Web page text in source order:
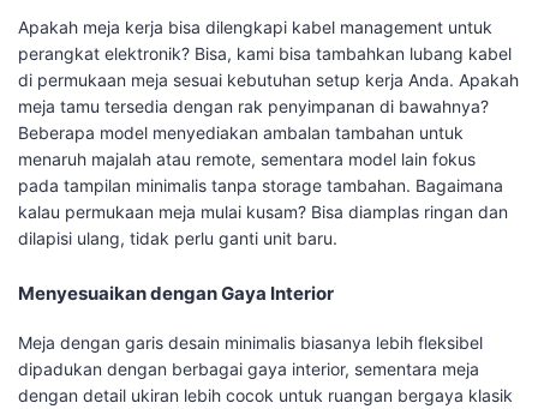
Apakah meja kerja bisa dilengkapi kabel management untuk
perangkat elektronik? Bisa, kami bisa tambahkan lubang kabel
di permukaan meja sesuai kebutuhan setup kerja Anda. Apakah
meja tamu tersedia dengan rak penyimpanan di bawahnya?
Beberapa model menyediakan ambalan tambahan untuk
menaruh majalah atau remote, sementara model lain fokus
pada tampilan minimalis tanpa storage tambahan. Bagaimana
kalau permukaan meja mulai kusam? Bisa diamplas ringan dan
dilapisi ulang, tidak perlu ganti unit baru.
Menyesuaikan dengan Gaya Interior
Meja dengan garis desain minimalis biasanya lebih fleksibel
dipadukan dengan berbagai gaya interior, sementara meja
dengan detail ukiran lebih cocok untuk ruangan bergaya klasik